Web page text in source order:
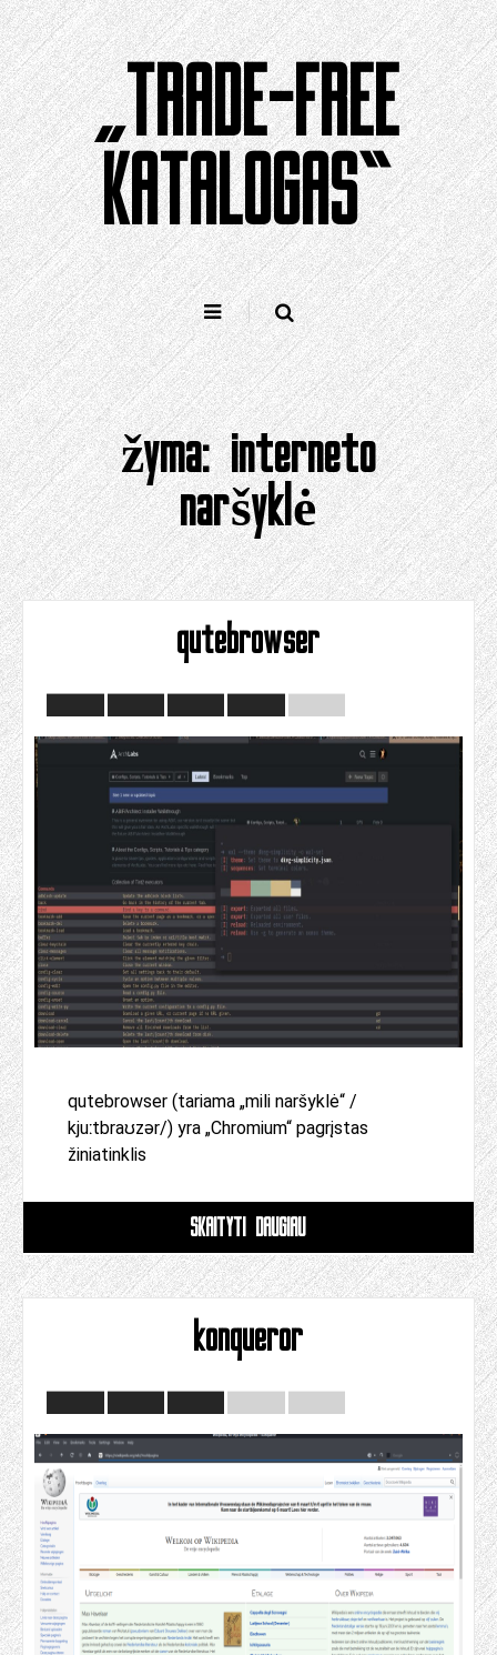
Pereiti
prie
turinio
„TRADE-FREE
KATALOGAS“
žyma:interneto
naršyklė
qutebrowser
qutebrowser (tariama „mili naršyklė“ /
kjuːtbraʊzər/) yra „Chromium“ pagrįstas
žiniatinklis
SKAITYTI DAUGIAU
konqueror